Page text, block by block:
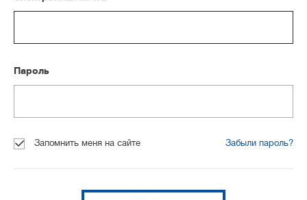
Пароль
Запомнить меня на сайте Забыли пароль?